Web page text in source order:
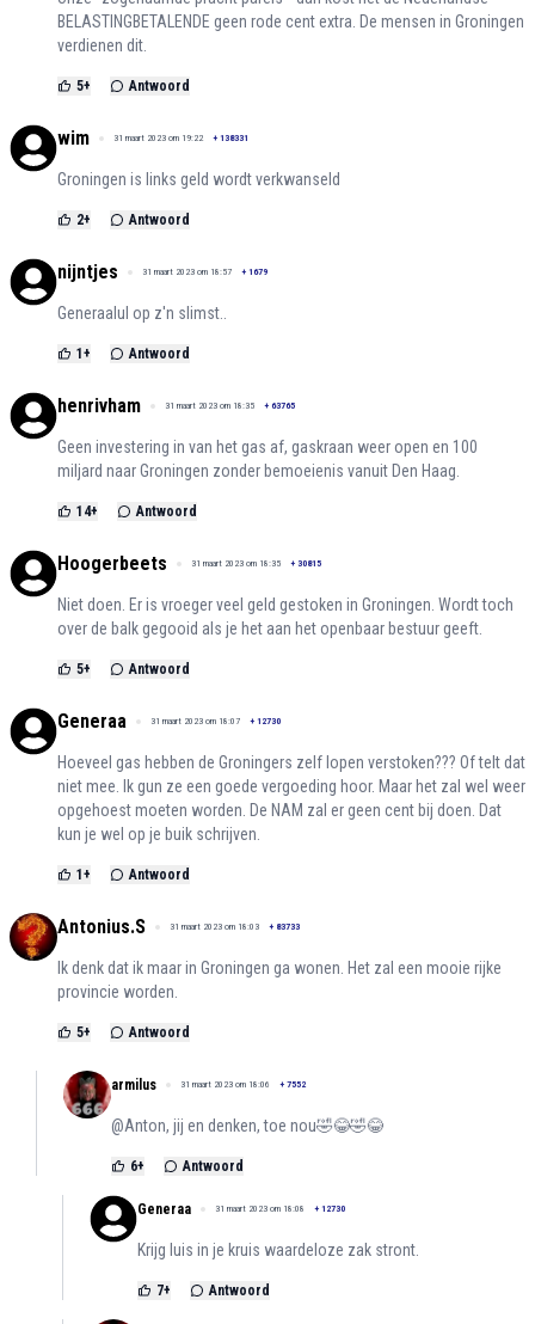
BELASTINGBETALENDE geen rode cent extra. De mensen in Groningen
verdienen dit.
5+ Antwoord
wim 31 maart 2023 om 19:22 + 138331
Groningen is links geld wordt verkwanseld
2+ Antwoord
nijntjes 31 maart 2023 om 18:57 + 1679
Generaalul op z'n slimst..
1 + Antwoord
henrivham 31 maart 2023 om 18:35 + 63765
Geen investering in van het gas af, gaskraan weer open en 100
miljard naar Groningen zonder bemoeienis vanuit Den Haag.
14+ Antwoord
Hoogerbeets 31 maart 2023 om 18:35 + 30815
Niet doen. Er is vroeger veel geld gestoken in Groningen. Wordt toch
over de balk gegooid als je het aan het openbaar bestuur geeft.
5+ Antwoord
Generaa 31 maart 2023 om 18:07 + 12730
Hoeveel gas hebben de Groningers zelf lopen verstoken??? Of telt dat
niet mee. Ik gun ze een goede vergoeding hoor. Maar het zal wel weer
opgehoest moeten worden. De NAM zal er geen cent bij doen. Dat
kun je wel op je buik schrijven.
1 + Antwoord
Antonius.S 31 maart 2023 om 18:03 + 83733
Ik denk dat ik maar in Groningen ga wonen. Het zal een mooie rijke
provincie worden.
5+ Antwoord
armilus 31 maart 2023 om 18:06 + 7552
@Anton, jij en denken, toe nou🤣😂🤣😂
6+ Antwoord
Generaa 31 maart 2023 om 18:08 + 12730
Krijg luis in je kruis waardeloze zak stront.
7+ Antwoord